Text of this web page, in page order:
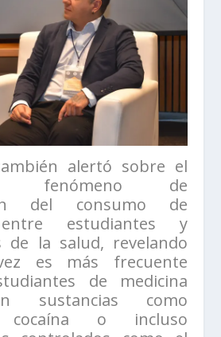
alertó sobre el
fenómeno de
del consumo de
entre estudiantes y
de la salud, revelando
es más frecuente
de medicina
sustancias como
cocaína o incluso